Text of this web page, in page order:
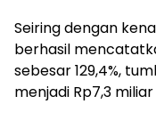
Seiring dengan
berhasil
sebesar 129,4%,
menjadi Rp7,3 miliar